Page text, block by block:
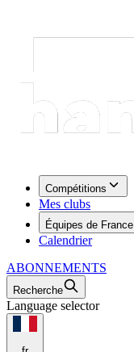
Compétitions
Mes clubs
Équipes de France
Calendrier
ABONNEMENTS
Recherche
Language selector